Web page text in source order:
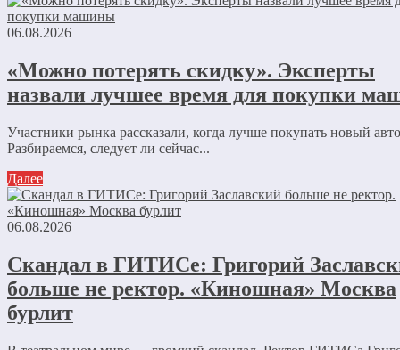
06.08.2026
«Можно потерять скидку». Эксперты
назвали лучшее время для покупки
Участники рынка рассказали, когда лучше покупать новый
Разбираемся, следует ли сейчас...
Далее
06.08.2026
Скандал в ГИТИСе: Григорий
больше не ректор. «Киношная» Москва
бурлит